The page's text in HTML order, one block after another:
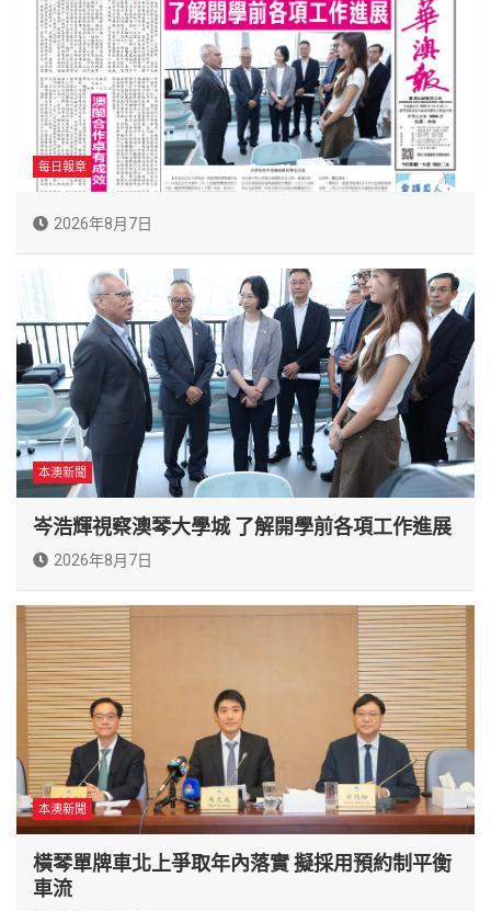
每日報章
2026年8月7日
本澳新聞
岑浩輝視察澳琴大學城 了解開學前各項工作進展
2026年8月7日
本澳新聞
橫琴單牌車北上爭取年內落實 擬採用預約制平衡
車流